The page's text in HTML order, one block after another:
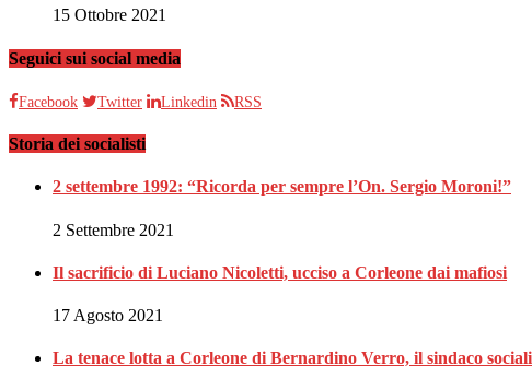
15 Ottobre 2021
Seguici sui social media
Facebook Twitter Linkedin RSS
Storia dei socialisti
2 settembre 1992: “Ricorda per sempre l’On. Sergio Moroni!”
2 Settembre 2021
Il sacrificio di Luciano Nicoletti, ucciso a Corleone dai mafiosi
17 Agosto 2021
La tenace lotta a Corleone di Bernardino Verro, il sindaco